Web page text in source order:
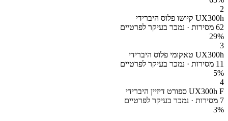
2
UX300h קיושו פלוס היברידי
62 מסירות · נמכר בעיקר לפרטיים
29%
3
UX300h טאקומי פלוס היברידי
11 מסירות · נמכר בעיקר לפרטיים
5%
4
UX300h F ספורט דיזיין היברידי
7 מסירות · נמכר בעיקר לפרטיים
3%